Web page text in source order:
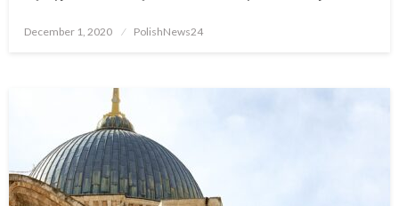
Posted
December 1, 2020 PolishNews24